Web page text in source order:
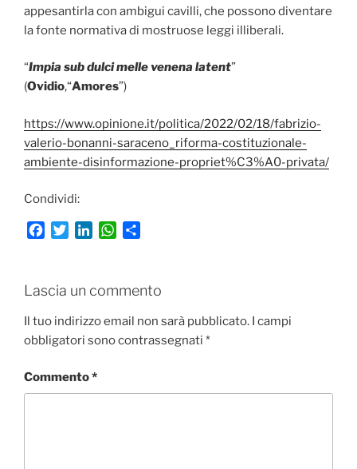
appesantirla con ambigui cavilli, che possono diventare
la fonte normativa di mostruose leggi illiberali.
“Impia sub dulci melle venena latent”
(Ovidio,“Amores”)
https://www.opinione.it/politica/2022/02/18/fabrizio-
valerio-bonanni-saraceno_riforma-costituzionale-
ambiente-disinformazione-propriet%C3%A0-privata/
Condividi:
b
o
o
t
e
r
e
d
I
W
s
A
p
i
v
i
Lascia un commento
Il tuo indirizzo email non sarà pubblicato. I campi
obbligatori sono contrassegnati *
Commento*